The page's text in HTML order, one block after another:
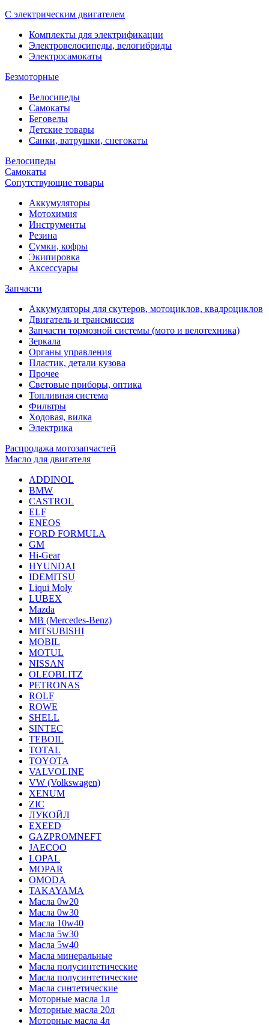
С электрическим двигателем
Комплекты для электрификации
Электровелосипеды, велогибриды
Электросамокаты
Безмоторные
Велосипеды
Самокаты
Беговелы
Детские товары
Санки, ватрушки, снегокаты
Велосипеды
Самокаты
Сопутствующие товары
Аккумуляторы
Мотохимия
Инструменты
Резина
Сумки, кофры
Экипировка
Аксессуары
Запчасти
Аккумуляторы для скутеров, мотоциклов, квадроциклов
Двигатель и трансмиссия
Запчасти тормозной системы (мото и велотехника)
Зеркала
Органы управления
Пластик, детали кузова
Прочее
Световые приборы, оптика
Топливная система
Фильтры
Ходовая, вилка
Электрика
Распродажа мотозапчастей
Масло для двигателя
ADDINOL
BMW
CASTROL
ELF
ENEOS
FORD FORMULA
GM
Hi-Gear
HYUNDAI
IDEMITSU
Liqui Moly
LUBEX
Mazda
MB (Mercedes-Вenz)
MITSUBISHI
MOBIL
MOTUL
NISSAN
OLEOBLITZ
PETRONAS
ROLF
ROWE
SHELL
SINTEC
TEBOIL
TOTAL
TOYOTA
VALVOLINE
VW (Volkswagen)
XENUM
ZIC
ЛУКОЙЛ
EXEED
GAZPROMNEFT
JAECOO
LOPAL
MOPAR
OMODA
TAKAYAMA
Масла 0w20
Масла 0w30
Масла 10w40
Масла 5w30
Масла 5w40
Масла минеральные
Масла полусинтетические
Масла полусинтетические
Масла синтетические
Моторные масла 1л
Моторные масла 20л
Моторные масла 4л